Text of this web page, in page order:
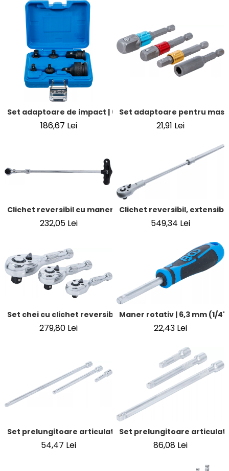
Set adaptoare de impact | 6 piese
186,67 Lei
Set adaptoare pentru
21,91 Lei
Clichet reversibil cu maner T, articulat | 6,3 mm (1/4")
232,05 Lei
Clichet reversibil, extensibil
549,34 Lei
Set chei cu clichet reversibil | 6,3 mm (1/4") / 10 mm (3/8")
279,80 Lei
Maner rotativ | 6,3 mm (1/
22,43 Lei
Set prelungitoare articulate | 6,3 mm (1/4") | 50 / 150 /
54,47 Lei
Set prelungitoare articulate
86,08 Lei